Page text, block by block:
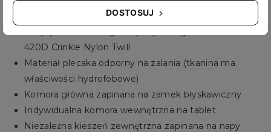
Właściwości plecaka:
420D Crinkle Nylon Twill
Materiał plecaka odporny na zalania (tkanina ma
właściwości hydrofobowe)
Komora główna zapinana na zamek błyskawiczny
Indywidualna komora wewnętrzna na tablet
Niezależna kieszeń zewnętrzna zapinana na napy
DOSTOSUJ